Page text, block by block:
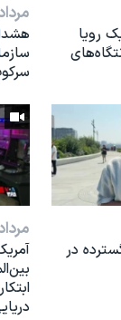
رویا
مرداد ۱۶,
در
مرداد ۱۶,